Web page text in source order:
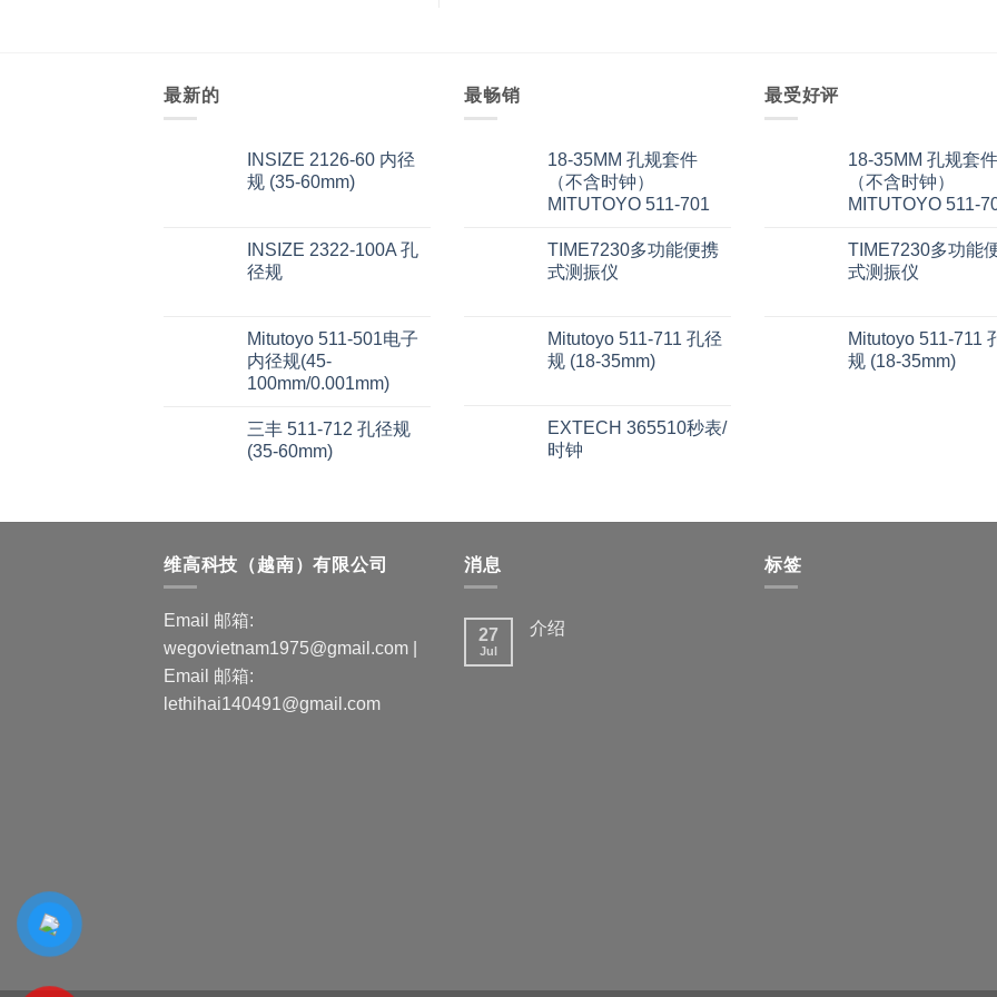
最新的
INSIZE 2126-60 内径
规 (35-60mm)
INSIZE 2322-100A 孔
径规
Mitutoyo 511-501电子
内径规(45-
100mm/0.001mm)
三丰 511-712 孔径规
(35-60mm)
最畅销
18-35MM 孔规套件
（不含时钟）
MITUTOYO 511-701
TIME7230多功能便携
式测振仪
Mitutoyo 511-711 孔径
规 (18-35mm)
EXTECH 365510秒表/
时钟
最受好评
18-35MM 孔规套件
（不含时钟）
MITUTOYO 511-
TIME7230多功能
式测振仪
Mitutoyo 511-711
规 (18-35mm)
维高科技（越南）有限公司
Email 邮箱:
wegovietnam1975@gmail.com |
Email 邮箱:
lethihai140491@gmail.com
消息
27
Jul
介绍
标签